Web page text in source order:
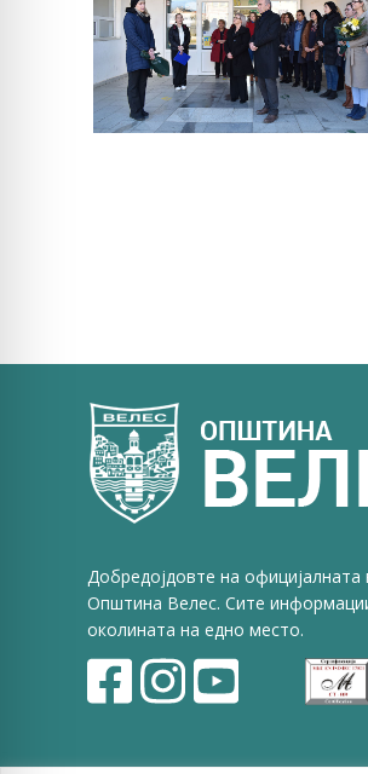
Добредојдовте на официјалната
Општина Велес. Сите
околината на едно место.